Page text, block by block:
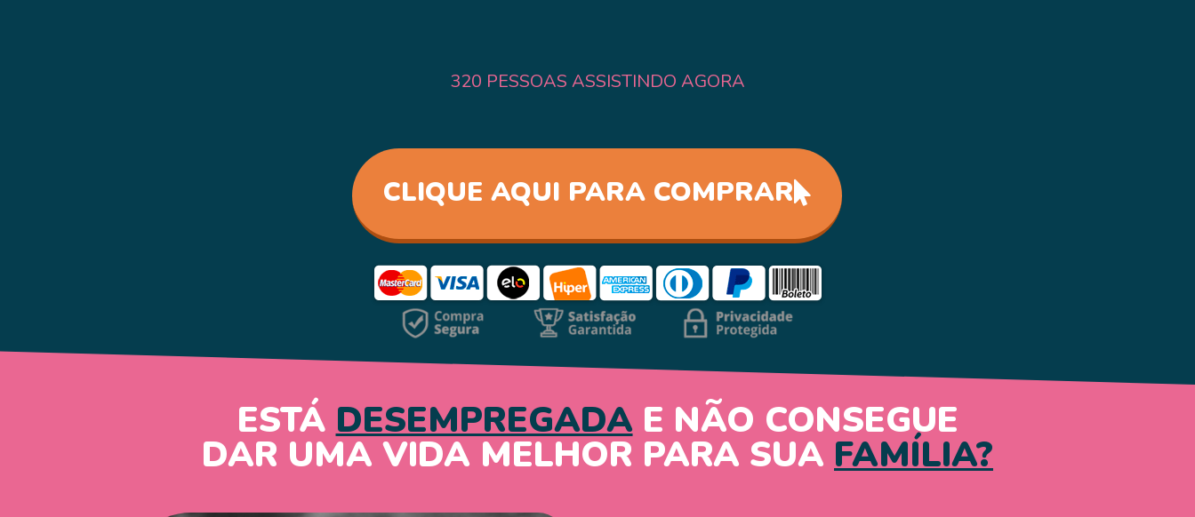
320 PESSOAS ASSISTINDO AGORA
CLIQUE AQUI PARA COMPRAR
ESTÁDESEMPREGADAE NÃO CONSEGUE
DAR UMA VIDA MELHOR PARA SUA FAMÍLIA?